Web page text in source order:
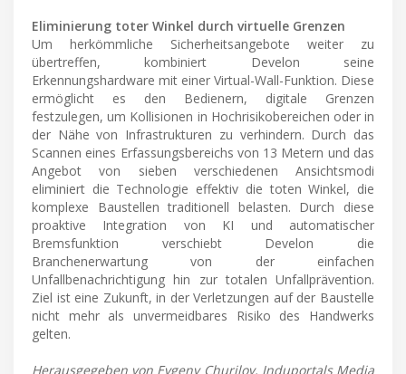
Eliminierung toter Winkel durch virtuelle Grenzen
Um herkömmliche Sicherheitsangebote weiter zu
übertreffen, kombiniert Develon seine
Erkennungshardware mit einer Virtual-Wall-Funktion. Diese
ermöglicht es den Bedienern, digitale Grenzen
festzulegen, um Kollisionen in Hochrisikobereichen oder in
der Nähe von Infrastrukturen zu verhindern. Durch das
Scannen eines Erfassungsbereichs von 13 Metern und das
Angebot von sieben verschiedenen Ansichtsmodi
eliminiert die Technologie effektiv die toten Winkel, die
komplexe Baustellen traditionell belasten. Durch diese
proaktive Integration von KI und automatischer
Bremsfunktion verschiebt Develon die
Branchenerwartung von der einfachen
Unfallbenachrichtigung hin zur totalen Unfallprävention.
Ziel ist eine Zukunft, in der Verletzungen auf der Baustelle
nicht mehr als unvermeidbares Risiko des Handwerks
gelten.
Herausgegeben von Evgeny Churilov, Induportals Media